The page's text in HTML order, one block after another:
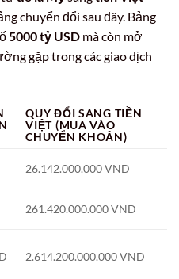
chuyển đổi sau đây. Bảng
5000 tỷ USD mà còn mở
gặp trong các giao dịch
QUY ĐỔI SANG TIỀN
VIỆT (MUA VÀO
CHUYỂN KHOẢN)
26.142.000.000 VND
261.420.000.000 VND
2.614.200.000.000 VND